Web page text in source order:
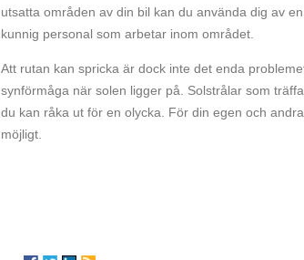
utsatta områden av din bil kan du använda dig av
kunnig personal som arbetar inom området.
Att rutan kan spricka är dock inte det enda
synförmåga när solen ligger på. Solstrålar som
du kan råka ut för en olycka. För din egen och
möjligt.